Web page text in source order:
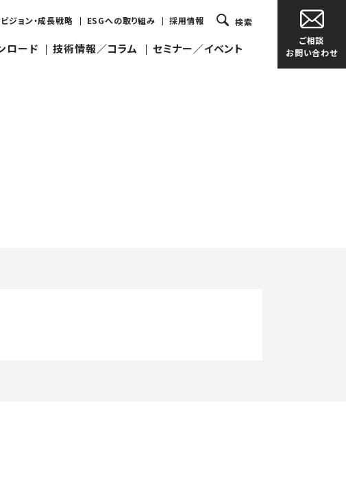
ジョン・成長戦略 ESGへの取り組み 採用情報
ロード 技術情報／コラム セミナー／イベント
検索
ご相談
お問い合わせ